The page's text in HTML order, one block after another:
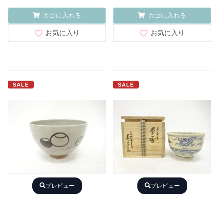
カゴに入れる
お気に入り
カゴに入れる
お気に入り
SALE
プレビュー
SALE
プレビュー